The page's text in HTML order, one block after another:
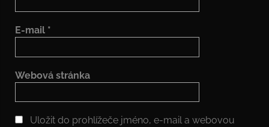
E-mail *
Webová stránka
Uložit do prohlížeče jméno, e-mail a webovou